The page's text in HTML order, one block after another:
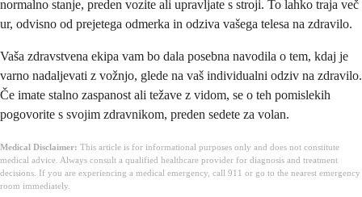
normalno stanje, preden vozite ali upravljate s stroji. To lahko traja več
ur, odvisno od prejetega odmerka in odziva vašega telesa na zdravilo.
Vaša zdravstvena ekipa vam bo dala posebna navodila o tem, kdaj je
varno nadaljevati z vožnjo, glede na vaš individualni odziv na zdravilo.
Če imate stalno zaspanost ali težave z vidom, se o teh pomislekih
pogovorite s svojim zdravnikom, preden sedete za volan.
Medical Disclaimer: This article is for informational purposes only and does not constitute
medical advice. Always consult a qualified healthcare provider for diagnosis and treatment
decisions. If you are experiencing a medical emergency, call 911 or go to the nearest emergency
room immediately.